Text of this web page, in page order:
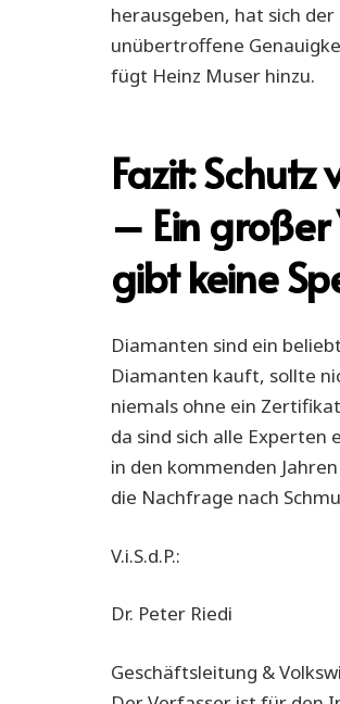
herausgeben, hat sich
unübertroffene
fügt Heinz Muser hinzu.
Fazit:
– Ein
gibt keine
Diamanten sind ein
Diamanten kauft, sollte
niemals ohne ein
da sind sich alle
in den kommenden
die Nachfrage nach
V.i.S.d.P.:
Dr. Peter Riedi
Geschäftsleitung &